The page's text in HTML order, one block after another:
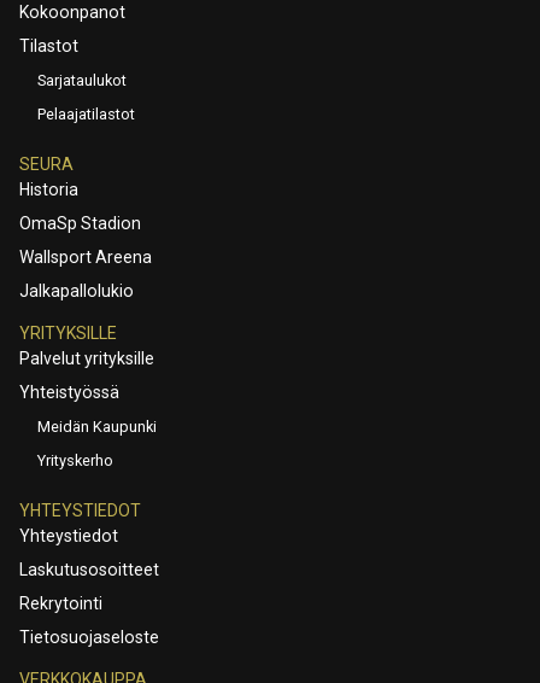
Kokoonpanot
Tilastot
Sarjataulukot
Pelaajatilastot
SEURA
Historia
OmaSp Stadion
Wallsport Areena
Jalkapallolukio
YRITYKSILLE
Palvelut yrityksille
Yhteistyössä
Meidän Kaupunki
Yrityskerho
YHTEYSTIEDOT
Yhteystiedot
Laskutusosoitteet
Rekrytointi
Tietosuojaseloste